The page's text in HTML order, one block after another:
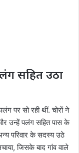
सहित उठा
पर सो रही थीं. चोरों ने
उन्हें पलंग सहित पास के
परिवार के सदस्य उठे
जिसके बाद गांव वाले